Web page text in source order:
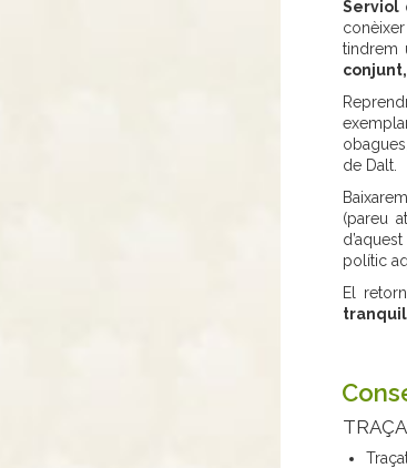
Serviol
tindrem
de Dalt.
(pareu
polític
El